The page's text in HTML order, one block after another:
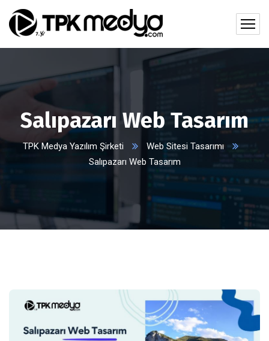
Salıpazarı Web Tasarım
TPK Medya Yazılım Şirketi
Web Sitesi Tasarımı
Salıpazarı Web Tasarım